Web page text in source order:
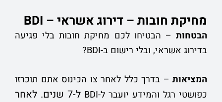
מחיקת חובות – דירוג אשראי – BDI
הבטחות – הבטיחו לכם מחיקת חובות בלי פגיעה
בדירוג אשראי, ובלי רישום ב-BDI?
המציאות – בדרך כלל לאחר צו הכינוס אתם תוכרזו
כפושטי רגל והמידע יועבר ל-BDI
ל-7 שנים. לאחר